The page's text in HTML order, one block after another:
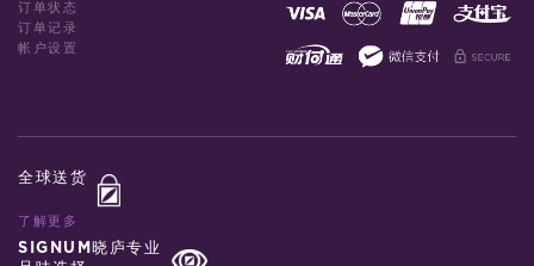
订单状态
订单记录
帐户设置
全球送货
了解更多
SIGNUM晓庐专业